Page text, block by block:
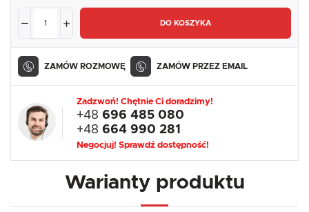
DO KOSZYKA
ZAMÓW ROZMOWĘ ZAMÓW PRZEZ EMAIL
Zadzwoń! Chętnie Ci doradzimy!
+48 696 485 080
+48 664 990 281
Negocjuj! Sprawdź dostępność!
Warianty produktu